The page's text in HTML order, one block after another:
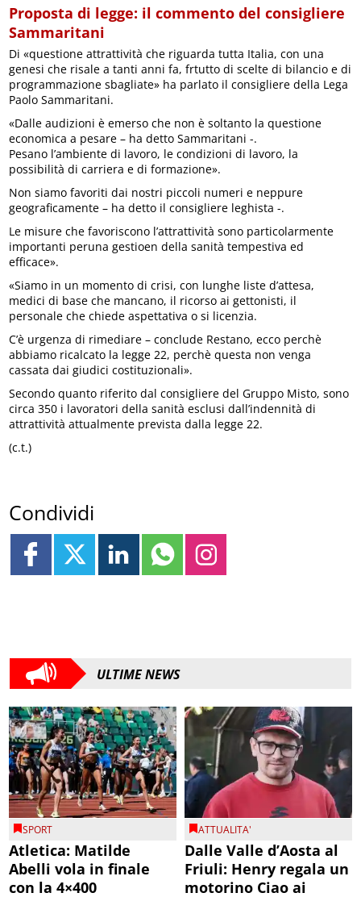
Proposta di legge: il commento del consigliere
Sammaritani
Di «questione attrattività che riguarda tutta Italia, con una
genesi che risale a tanti anni fa, frtutto di scelte di bilancio e di
programmazione sbagliate» ha parlato il consigliere della Lega
Paolo Sammaritani.
«Dalle audizioni è emerso che non è soltanto la questione
economica a pesare – ha detto Sammaritani -.
Pesano l’ambiente di lavoro, le condizioni di lavoro, la
possibilità di carriera e di formazione».
Non siamo favoriti dai nostri piccoli numeri e neppure
geograficamente – ha detto il consigliere leghista -.
Le misure che favoriscono l’attrattività sono particolarmente
importanti peruna gestioen della sanità tempestiva ed
efficace».
«Siamo in un momento di crisi, con lunghe liste d’attesa,
medici di base che mancano, il ricorso ai gettonisti, il
personale che chiede aspettativa o si licenzia.
C’è urgenza di rimediare – conclude Restano, ecco perchè
abbiamo ricalcato la legge 22, perchè questa non venga
cassata dai giudici costituzionali».
Secondo quanto riferito dal consigliere del Gruppo Misto, sono
circa 350 i lavoratori della sanità esclusi dall’indennità di
attrattività attualmente prevista dalla legge 22.
(c.t.)
Condividi
ULTIME NEWS
SPORT
Atletica: Matilde
Abelli vola in finale
con la 4×400
ATTUALITA'
Dalle Valle d’Aosta al
Friuli: Henry regala un
motorino Ciao ai